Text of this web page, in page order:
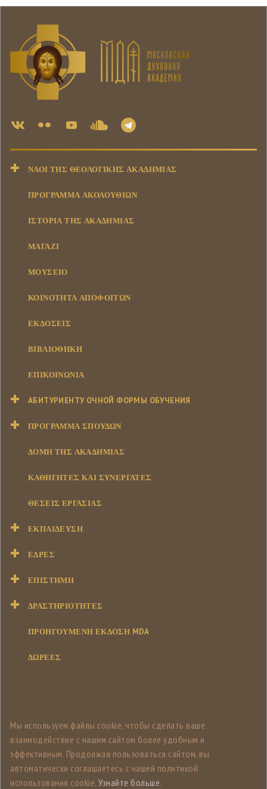
ΝΑΟΊ ΤΗΣ ΘΕΟΛΟΓΙΚΉΣ ΑΚΑΔΗΜΊΑΣ
ΠΡΟΓΡΑΜΜΑ ΑΚΟΛΟΥΘΙΩΝ
ΙΣΤΟΡΊΑ ΤΗΣ ΑΚΑΔΗΜΊΑΣ
ΜΑΓΑΖΊ
ΜΟΥΣΕΊΟ
ΚΟΙΝΌΤΗΤΑ ΑΠΟΦΟΊΤΩΝ
ΕΚΔΌΣΕΙΣ
ΒΙΒΛΙΟΘΉΚΗ
ΕΠΙΚΟΙΝΩΝΊΑ
АБИТУРИЕНТУ ОЧНОЙ ФОРМЫ ОБУЧЕНИЯ
ΠΡΌΓΡΑΜΜΑ ΣΠΟΥΔΏΝ
ΔΟΜΉ ΤΗΣ ΑΚΑΔΗΜΊΑΣ
ΚΑΘΗΓΗΤΈΣ ΚΑΙ ΣΥΝΕΡΓΆΤΕΣ
ΘΈΣΕΙΣ ΕΡΓΑΣΊΑΣ
ΕΚΠΑΊΔΕΥΣΗ
ΕΔΡΕΣ
ΕΠΙΣΤΉΜΗ
ΔΡΑΣΤΗΡΙΌΤΗΤΕΣ
ΠΡΟΗΓΟΥΜΕΝΗ ΕΚΔΟΣΗ MDA
ΔΩΡΕΕΣ
Мы используем файлы cookie, чтобы сделать ваше
взаимодействие с нашим сайтом более удобным и
эффективным. Продолжая пользоваться сайтом, вы
автоматически соглашаетесь с нашей политикой
использования cookie. Узнайте больше.